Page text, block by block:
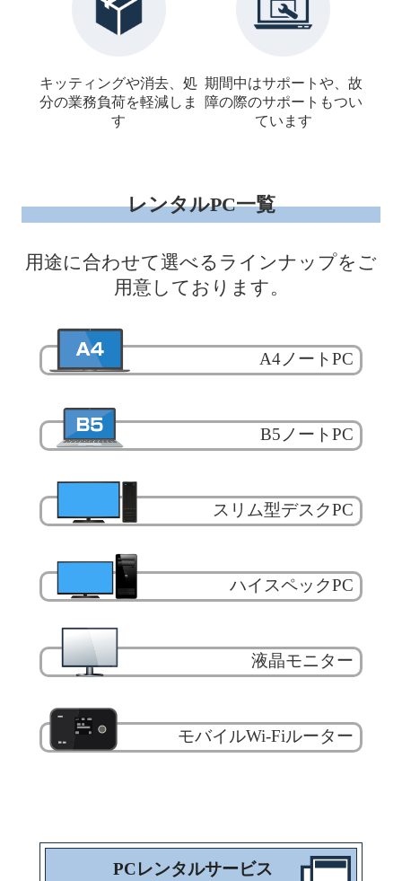
キッティングや消去、処
分の業務負荷を軽減しま
す
期間中はサポートや、故
障の際のサポートもつい
ています
レンタルPC一覧
用途に合わせて選べるラインナップをご
用意しております。
A4ノートPC
B5ノートPC
スリム型デスクPC
ハイスペックPC
液晶モニター
モバイルWi-Fiルーター
PCレンタルサービス